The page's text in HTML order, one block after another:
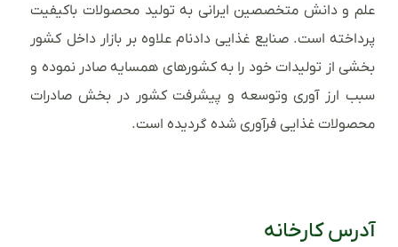
علم و دانش متخصصین ایرانی به تولید محصولات باکیفیت
پرداخته است. صنایع غذایی دادنام علاوه بر بازار داخل کشور
بخشی از تولیدات خود را به کشورهای همسایه صادر نموده و
سبب ارز آوری وتوسعه و پیشرفت کشور در بخش صادرات
محصولات غذایی فرآوری شده گردیده است.
آدرس کارخانه